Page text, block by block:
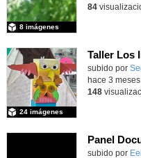
8 imágenes
84
subido por
24 imágenes
hace 3 meses
148
Panel
Contenido
subido por